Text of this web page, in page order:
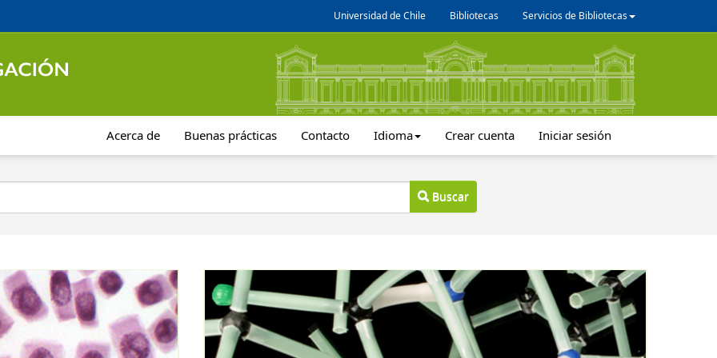
Universidad de Chile Bibliotecas Servicios de Bibliotecas
Acerca de Buenas prácticas Contacto Idioma Crear cuenta Iniciar sesión
Buscar